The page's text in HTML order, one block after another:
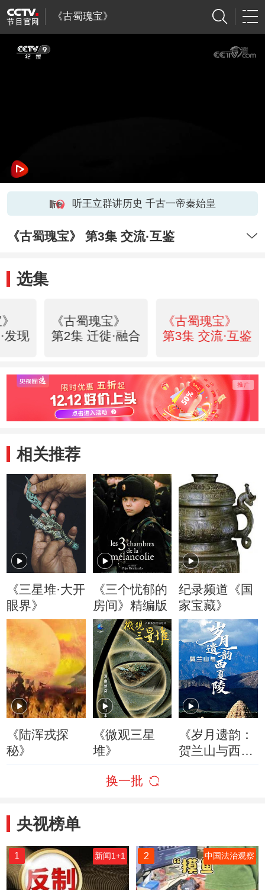
《古蜀瑰宝》
听王立群讲历史 千古一帝秦始皇
《古蜀瑰宝》 第3集 交流·互鉴
选集
发现
《古蜀瑰宝》
第2集 迁徙·融合
《古蜀瑰宝》
第3集 交流·互鉴
相关推荐
《三星堆·大开
眼界》
《三个忧郁的
房间》精编版
纪录频道《国
家宝藏》
《陆浑戎探
秘》
《微观三星
堆》
《岁月遗韵：
贺兰山与西夏
换一批
央视榜单
1 新闻1+1 2 中国法治观察